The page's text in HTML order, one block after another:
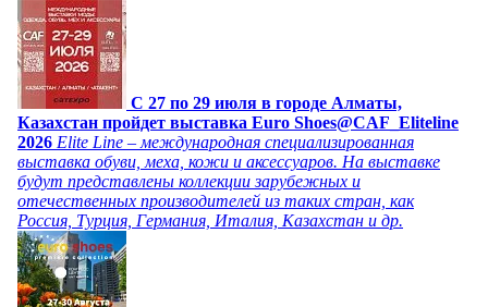
C 27 по 29 июля в городе Алматы,
Казахстан пройдет выставка Euro Shoes@CAF_Eliteline
2026 Elite Line – международная специализированная
выставка обуви, меха, кожи и аксессуаров. На выставке
будут представлены коллекции зарубежных и
отечественных производителей из таких стран, как
Россия, Турция, Германия, Италия, Казахстан и др.